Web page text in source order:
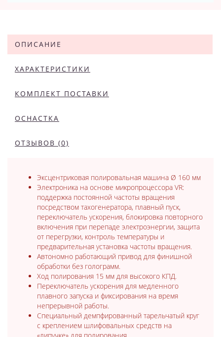
ОПИСАНИЕ
ХАРАКТЕРИСТИКИ
КОМПЛЕКТ ПОСТАВКИ
ОСНАСТКА
ОТЗЫВОВ (0)
Эксцентриковая полировальная машина Ø 160 мм
Электроника на основе микропроцессора VR:
поддержка постоянной частоты вращения
посредством тахогенератора, плавный пуск,
переключатель ускорения, блокировка повторного
включения при перепаде электроэнергии, защита
от перегрузки, контроль температуры и
предварительная установка частоты вращения.
Автономно работающий привод для финишной
обработки без голограмм.
Ход полирования 15 мм для высокого КПД.
Переключатель ускорения для медленного
плавного запуска и фиксирования на время
непрерывной работы.
Специальный демпфированный тарельчатый круг
с креплением шлифовальных средств на